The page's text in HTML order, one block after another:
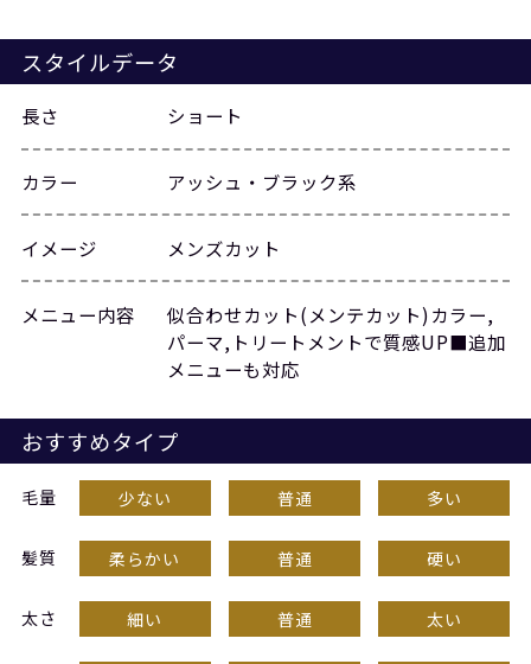
スタイルデータ
長さ ショート
カラー アッシュ・ブラック系
イメージ メンズカット
メニュー内容
似合わせカット(メンテカット)カラー,
パーマ,トリートメントで質感UP■追加
メニューも対応
おすすめタイプ
毛量 少ない 普通 多い
髪質 柔らかい 普通 硬い
太さ 細い 普通 太い